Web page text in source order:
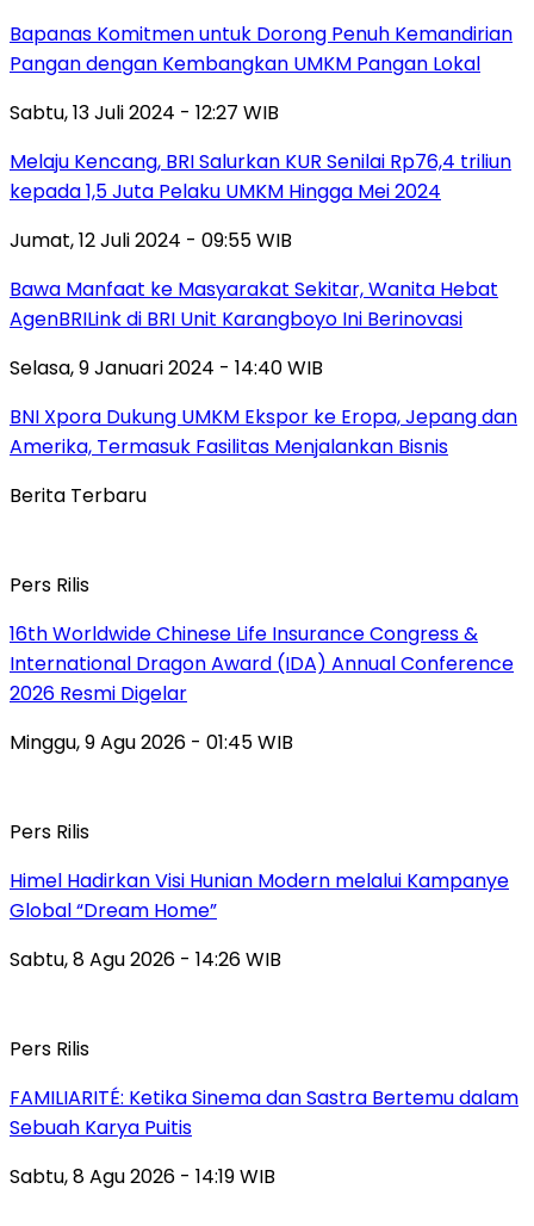
Bapanas Komitmen untuk Dorong Penuh Kemandirian
Pangan dengan Kembangkan UMKM Pangan Lokal
Sabtu, 13 Juli 2024 - 12:27 WIB
Melaju Kencang, BRI Salurkan KUR Senilai Rp76,4 triliun
kepada 1,5 Juta Pelaku UMKM Hingga Mei 2024
Jumat, 12 Juli 2024 - 09:55 WIB
Bawa Manfaat ke Masyarakat Sekitar, Wanita Hebat
AgenBRILink di BRI Unit Karangboyo Ini Berinovasi
Selasa, 9 Januari 2024 - 14:40 WIB
BNI Xpora Dukung UMKM Ekspor ke Eropa, Jepang dan
Amerika, Termasuk Fasilitas Menjalankan Bisnis
Berita Terbaru
Pers Rilis
16th Worldwide Chinese Life Insurance Congress &
International Dragon Award (IDA) Annual Conference
2026 Resmi Digelar
Minggu, 9 Agu 2026 - 01:45 WIB
Pers Rilis
Himel Hadirkan Visi Hunian Modern melalui Kampanye
Global “Dream Home”
Sabtu, 8 Agu 2026 - 14:26 WIB
Pers Rilis
FAMILIARITÉ: Ketika Sinema dan Sastra Bertemu dalam
Sebuah Karya Puitis
Sabtu, 8 Agu 2026 - 14:19 WIB